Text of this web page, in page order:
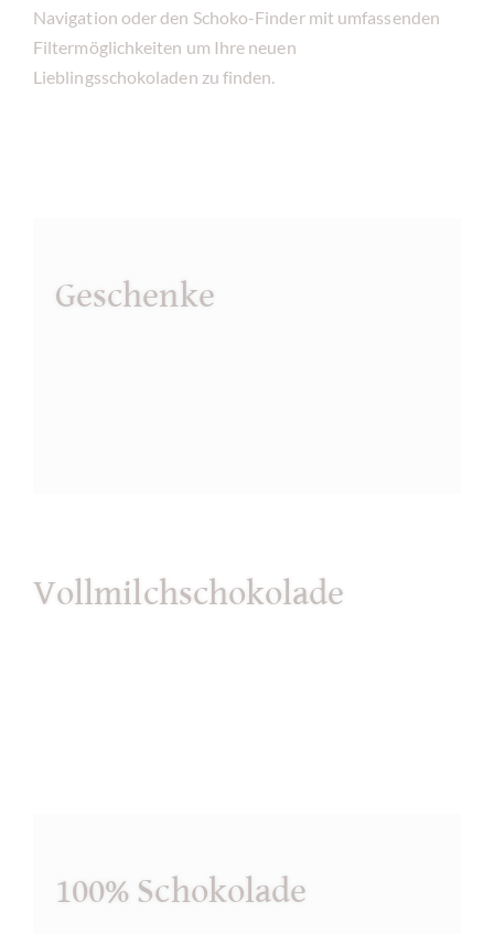
Navigation oder den Schoko-Finder mit umfassenden
Filtermöglichkeiten um Ihre neuen
Lieblingsschokoladen zu finden.
Geschenke
Vollmilchschokolade
100% Schokolade